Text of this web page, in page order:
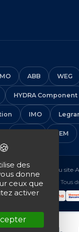
ABB WEG
HYDRA Component
IMO
VEM
légales•CGV Plan du site•
EM Distribution - Tous
des
donne
ceux que
activer